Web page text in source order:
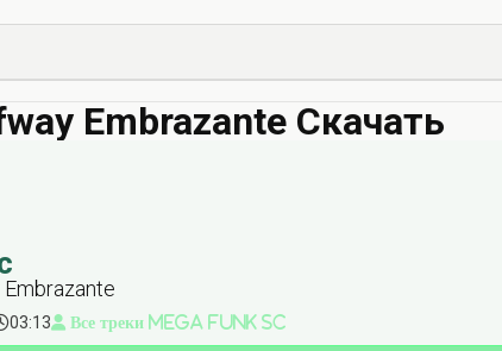
Embrazante Скачать
03:13 Все треки Mega Funk Sc